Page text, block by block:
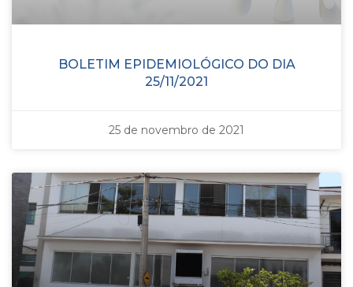
BOLETIM EPIDEMIOLÓGICO DO DIA
25/11/2021
25 de novembro de 2021